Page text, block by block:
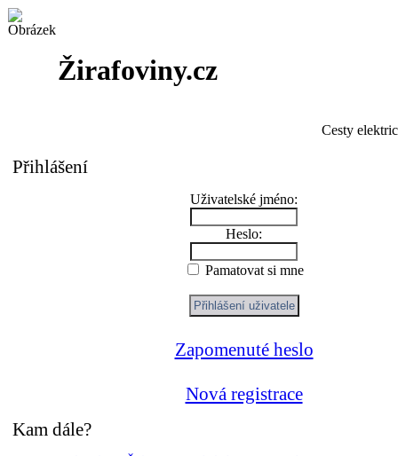
Žirafoviny.cz
Cesty
Přihlášení
Uživatelské jméno:
Heslo:
Pamatovat si mne
Zapomenuté heslo
Nová registrace
Kam dále?